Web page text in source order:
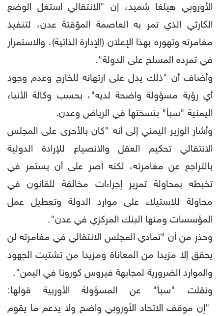
الأوروبي هيلغا شميد، إن "الانتقالي استغل الوضع
الكارثي الذي تمر به العاصمة المؤقتة عدن، لتنفيذ
مغامرته وتهوره بهذا الإعلان (الإدارة الذاتية)، والاستمرار
في تمرده المسلح على الدولة".
وأضاف أن "ذلك يدل على ارتهانه للخارج وعدم وجود
أي رؤية مسؤولة واضحة لديه"، بحسب وكالة الأنباء
اليمنية "سبأ" بنسختها في الرياض وعدن.
وأشار الوزير اليمني إلى أنه "كان بالأحرى على المجلس
الانتقالي تحكيم العقل والانصياع للإرادة الدولية
بالتراجع عن مغامرته، لكنه أصر على أن يستمر في
تخبطه بمحاولة تمرير إجراءات مخالفة للقانون في
محاولة للاستيلاء على موارد الدولة وتعطيل عمل
المؤسسات ومنها البنك المركزي في عدن".
وحذر من أن "تمادي المجلس الانتقالي في مغامرته لن
يحقق إلا مزيدا من المعاناة ومزيدا من تشتيت الجهود
والموارد الضرورية لمجابهة فيروس كورونا في اليمن".
ونقلت "سبأ" عن المسؤولة الأوربية قولها:
"إن موقف الاتحاد الأوروبي واضح ولا يدعم ما يقوم